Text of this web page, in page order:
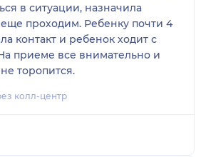
в ситуации, назначила
проходим. Ребенку почти 4
контакт и ребенок ходит с
приеме все внимательно и
торопится.
колл-центр